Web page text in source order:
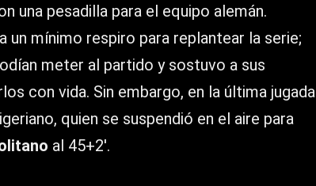
una pesadilla para el equipo alemán.
mínimo respiro para replantear la serie;
meter al partido y sostuvo a sus
con vida. Sin embargo, en la última jugada
quien se suspendió en el aire para
al 45+2′.